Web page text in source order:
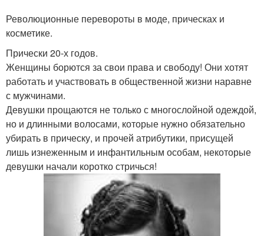
Революционные перевороты в моде, прическах и
косметике.
Прически 20-х годов.
Женщины борются за свои права и свободу! Они хотят
работать и участвовать в общественной жизни наравне
с мужчинами.
Девушки прощаются не только с многослойной одеждой,
но и длинными волосами, которые нужно обязательно
убирать в прическу, и прочей атрибутики, присущей
лишь изнеженным и инфантильным особам, некоторые
девушки начали коротко стричься!